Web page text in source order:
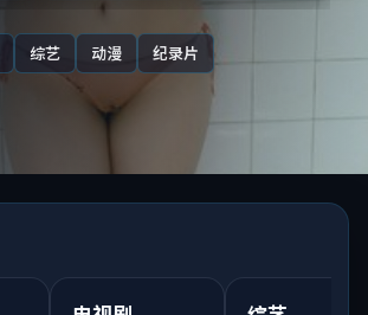
步
连
载）
区
综艺 动漫 纪录片